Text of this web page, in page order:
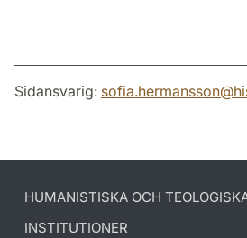
Sidansvarig: sofia.hermansson@
HUMANISTISKA OCH
INSTITUTIONER